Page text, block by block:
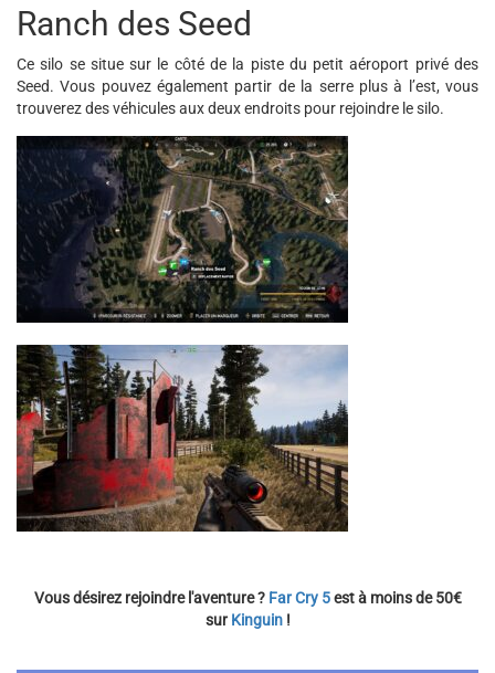
Ranch des Seed
Ce silo se situe sur le côté de la piste du petit aéroport privé des
Seed. Vous pouvez également partir de la serre plus à l’est, vous
trouverez des véhicules aux deux endroits pour rejoindre le silo.
Vous désirez rejoindre l'aventure ? Far Cry 5est à moins de 50€
sur Kinguin!